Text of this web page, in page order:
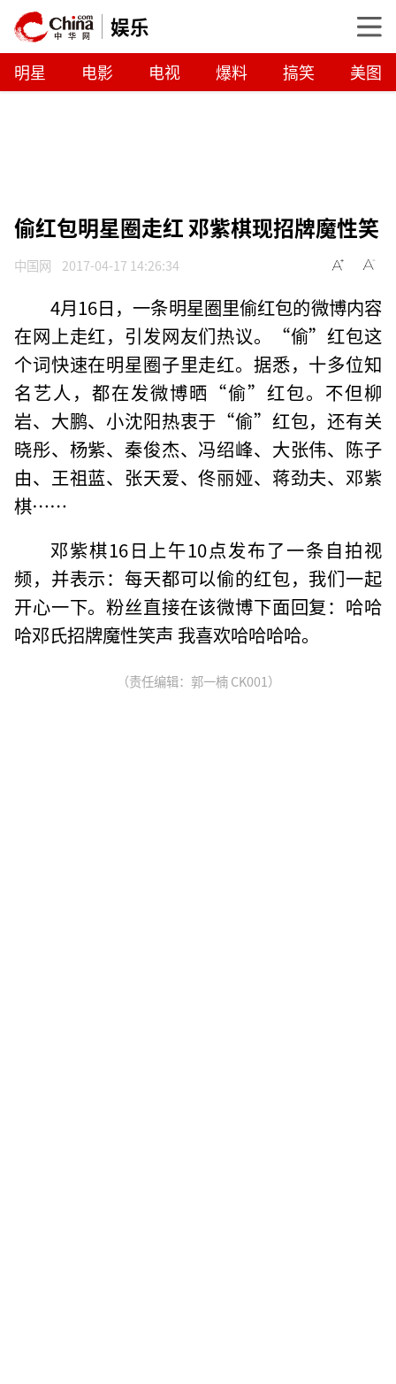
娱乐
明星 电影 电视 爆料 搞笑 美图
偷红包明星圈走红 邓紫棋现招牌魔性笑
中国网 2017-04-17 14:26:34
4月16日，一条明星圈里偷红包的微博内容
在网上走红，引发网友们热议。“偷”红包这
个词快速在明星圈子里走红。据悉，十多位知
名艺人，都在发微博晒“偷”红包。不但柳
岩、大鹏、小沈阳热衷于“偷”红包，还有关
晓彤、杨紫、秦俊杰、冯绍峰、大张伟、陈子
由、王祖蓝、张天爱、佟丽娅、蒋劲夫、邓紫
棋……
邓紫棋16日上午10点发布了一条自拍视
频，并表示：每天都可以偷的红包，我们一起
开心一下。粉丝直接在该微博下面回复：哈哈
哈邓氏招牌魔性笑声 我喜欢哈哈哈哈。
（责任编辑：郭一楠 CK001）